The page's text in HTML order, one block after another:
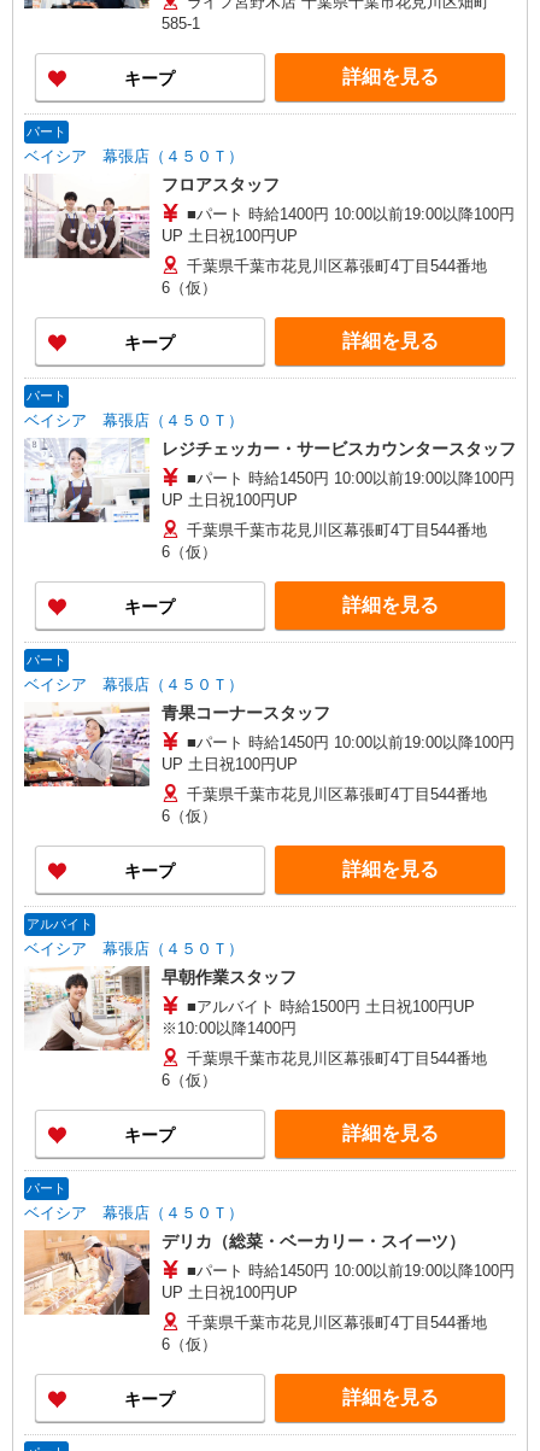
585-1
キープ 詳細を見る
パート
ベイシア 幕張店（４５０Ｔ）
フロアスタッフ
■パート 時給1400円 10:00以前19:00以降100円
UP 土日祝100円UP
千葉県千葉市花見川区幕張町4丁目544番地
6（仮）
キープ 詳細を見る
パート
ベイシア 幕張店（４５０Ｔ）
レジチェッカー・サービスカウンタースタッフ
■パート 時給1450円 10:00以前19:00以降100円
UP 土日祝100円UP
千葉県千葉市花見川区幕張町4丁目544番地
6（仮）
キープ 詳細を見る
パート
ベイシア 幕張店（４５０Ｔ）
青果コーナースタッフ
■パート 時給1450円 10:00以前19:00以降100円
UP 土日祝100円UP
千葉県千葉市花見川区幕張町4丁目544番地
6（仮）
キープ 詳細を見る
アルバイト
ベイシア 幕張店（４５０Ｔ）
早朝作業スタッフ
■アルバイト 時給1500円 土日祝100円UP
※10:00以降1400円
千葉県千葉市花見川区幕張町4丁目544番地
6（仮）
キープ 詳細を見る
パート
ベイシア 幕張店（４５０Ｔ）
デリカ（総菜・ベーカリー・スイーツ）
■パート 時給1450円 10:00以前19:00以降100円
UP 土日祝100円UP
千葉県千葉市花見川区幕張町4丁目544番地
6（仮）
キープ 詳細を見る